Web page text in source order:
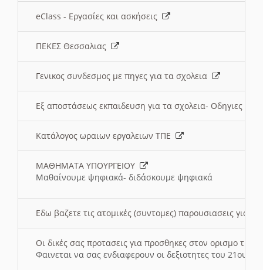
eClass - Εργασίες και ασκήσεις
ΠΕΚΕΣ Θεσσαλιας
Γενικος συνδεσμος με πηγες για τα σχολεια
Εξ αποστάσεως εκπαιδευση για τα σχολεια- Οδηγιες
Κατάλογος ωραιων εργαλειων ΤΠΕ
ΜΑΘΗΜΑΤΑ ΥΠΟΥΡΓΕΙΟΥ
Μαθαίνουμε ψηφιακά- διδάσκουμε ψηφιακά
Εδω βαζετε τις ατομικές (συντομες) παρουσιασεις για
Οι δικές σας προτασεις για προσθηκες στον ορισμο
Φαινεται να σας ενδιαφερουν οι δεξιοτητες του 21ου